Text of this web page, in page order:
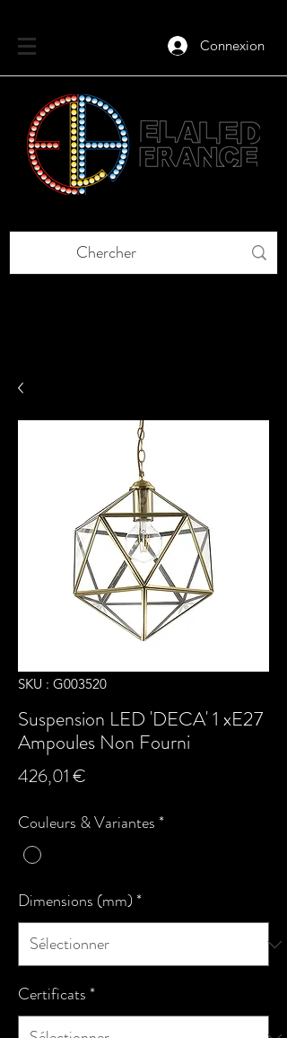
Connexion
SKU : G003520
Suspension LED 'DECA' 1 xE27
Ampoules Non Fourni
426,01 €
Couleurs & Variantes*
Dimensions (mm)*
Certificats*